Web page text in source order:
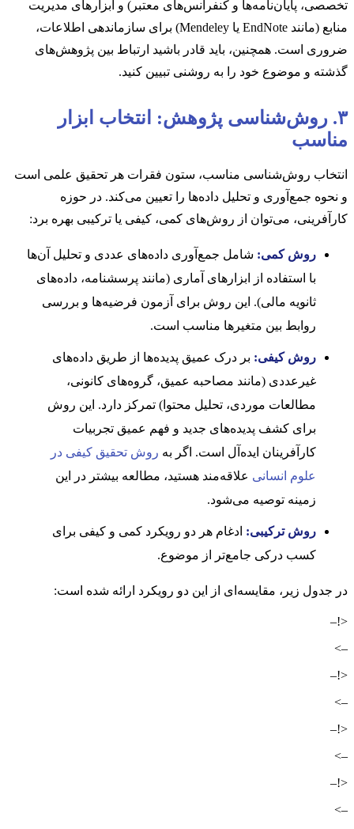
تخصصی، پایان‌نامه‌ها و کنفرانس‌های معتبر) و ابزارهای مدیریت
منابع (مانند EndNote یا Mendeley) برای سازماندهی اطلاعات،
ضروری است. همچنین، باید قادر باشید ارتباط بین پژوهش‌های
گذشته و موضوع خود را به روشنی تبیین کنید.
۳. روش‌شناسی پژوهش: انتخاب ابزار
مناسب
انتخاب روش‌شناسی مناسب، ستون فقرات هر تحقیق علمی است
و نحوه جمع‌آوری و تحلیل داده‌ها را تعیین می‌کند. در حوزه
کارآفرینی، می‌توان از روش‌های کمی، کیفی یا ترکیبی بهره برد:
روش کمی: شامل جمع‌آوری داده‌های عددی و تحلیل آن‌ها
با استفاده از ابزارهای آماری (مانند پرسشنامه، داده‌های
ثانویه مالی). این روش برای آزمون فرضیه‌ها و بررسی
روابط بین متغیرها مناسب است.
روش کیفی: بر درک عمیق پدیده‌ها از طریق داده‌های
غیرعددی (مانند مصاحبه عمیق، گروه‌های کانونی،
مطالعات موردی، تحلیل محتوا) تمرکز دارد. این روش
برای کشف پدیده‌های جدید و فهم عمیق تجربیات
کارآفرینان ایده‌آل است. اگر به روش تحقیق کیفی در
علوم انسانی علاقه‌مند هستید، مطالعه بیشتر در این
زمینه توصیه می‌شود.
روش ترکیبی: ادغام هر دو رویکرد کمی و کیفی برای
کسب درکی جامع‌تر از موضوع.
در جدول زیر، مقایسه‌ای از این دو رویکرد ارائه شده است:
<!–
–>
<!–
–>
<!–
–>
<!–
–>